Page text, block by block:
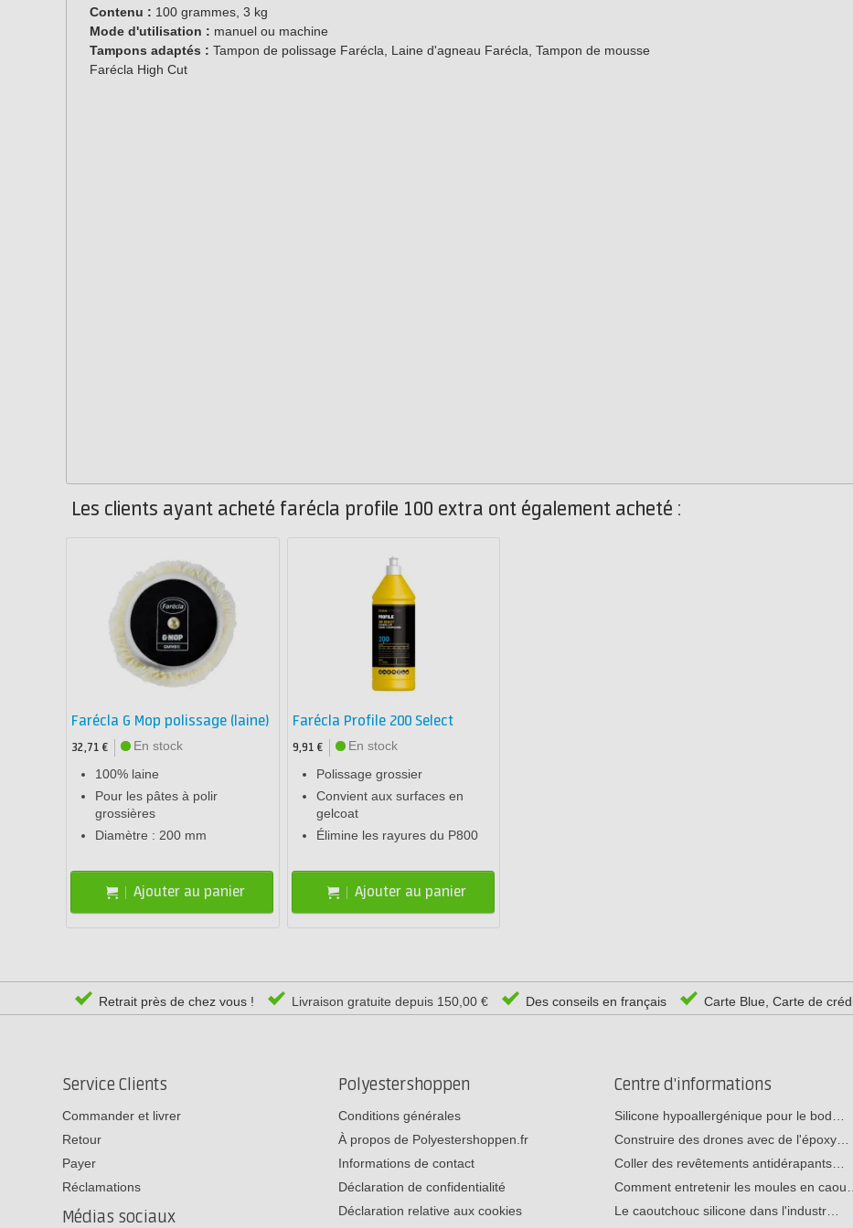
Contenu : 100 grammes, 3 kg
Mode d'utilisation : manuel ou machine
Tampons adaptés : Tampon de polissage Farécla, Laine d'agneau Farécla, Tampon de mousse
Farécla High Cut
Les clients ayant acheté farécla profile 100 extra ont également acheté :
Farécla G Mop polissage (laine)
32,71 €
En stock
100% laine
Pour les pâtes à polir
grossières
Diamètre : 200 mm
Ajouter au panier
Farécla Profile 200 Select
9,91 €
En stock
Polissage grossier
Convient aux surfaces en
gelcoat
Élimine les rayures du P800
Ajouter au panier
Retrait près de chez vous ! Livraison gratuite depuis 150,00 € Des conseils en français Carte Blue, Carte de
Service Clients
Commander et livrer
Retour
Payer
Réclamations
Médias sociaux
Polyestershoppen
Conditions générales
À propos de Polyestershoppen.fr
Informations de contact
Déclaration de confidentialité
Déclaration relative aux cookies
Centre d'informations
Silicone hypoallergénique pour le bod…
Construire des drones avec de l'époxy…
Coller des revêtements antidérapants…
Comment entretenir les moules en caou…
Le caoutchouc silicone dans l'industr…